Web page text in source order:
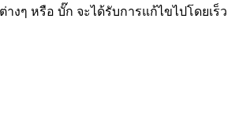
งๆ หรือ บั๊ก จะได้รับการแก้ไขไปโดยเร็ว